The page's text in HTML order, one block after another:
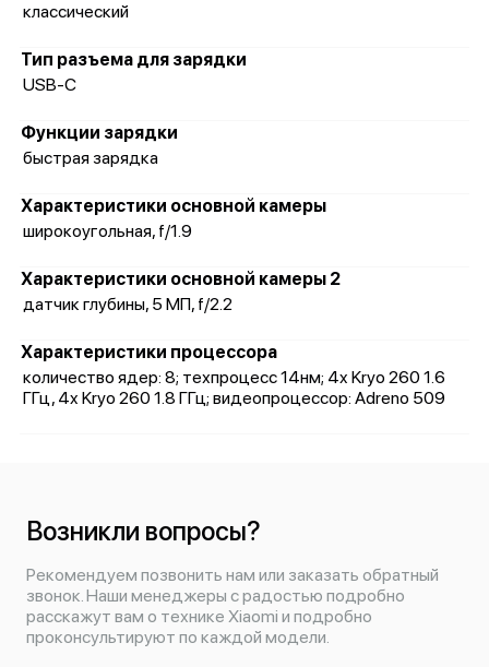
классический
Тип разъема для зарядки
USB-C
Функции зарядки
быстрая зарядка
Характеристики основной камеры
широкоугольная, f/1.9
Характеристики основной камеры 2
датчик глубины, 5 МП, f/2.2
Характеристики процессора
количество ядер: 8; техпроцесс 14нм; 4x Kryo 260 1.6
ГГц, 4x Kryo 260 1.8 ГГц; видеопроцессор: Adreno 509
Возникли вопросы?
Рекомендуем позвонить нам или заказать обратный
звонок. Наши менеджеры с радостью подробно
расскажут вам о технике Xiaomi и подробно
проконсультируют по каждой модели.